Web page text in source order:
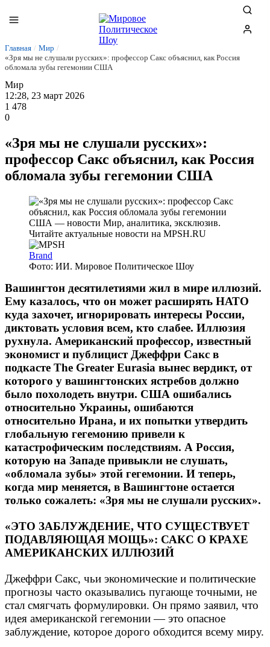
Главная / Мир /
«Зря мы не слушали русских»: профессор Сакс объяснил, как Россия
обломала зубы гегемонии США
Мир
12:28, 23 март 2026
1 478
0
«Зря мы не слушали русских»:
профессор Сакс объяснил, как Россия
обломала зубы гегемонии США
Brand
Фото: ИИ. Мировое Политическое Шоу
Вашингтон десятилетиями жил в мире иллюзий.
Ему казалось, что он может расширять НАТО
куда захочет, игнорировать интересы России,
диктовать условия всем, кто слабее. Иллюзия
рухнула. Американский профессор, известный
экономист и публицист Джеффри Сакс в
подкасте The Greater Eurasia вынес вердикт, от
которого у вашингтонских ястребов должно
было похолодеть внутри. США ошибались
относительно Украины, ошибаются
относительно Ирана, и их попытки утвердить
глобальную гегемонию привели к
катастрофическим последствиям. А Россия,
которую на Западе привыкли не слушать,
«обломала зубы» этой гегемонии. И теперь,
когда мир меняется, в Вашингтоне остается
только сожалеть: «Зря мы не слушали русских».
«ЭТО ЗАБЛУЖДЕНИЕ, ЧТО СУЩЕСТВУЕТ
ПОДАВЛЯЮЩАЯ МОЩЬ»: САКС О КРАХЕ
АМЕРИКАНСКИХ ИЛЛЮЗИЙ
Джеффри Сакс, чьи экономические и политические
прогнозы часто оказывались пугающе точными, не
стал смягчать формулировки. Он прямо заявил, что
идея американской гегемонии — это опасное
заблуждение, которое дорого обходится всему миру.